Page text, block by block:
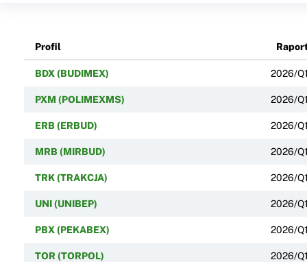
Profil
BDX (BUDIMEX) 2026/Q1
PXM (POLIMEXMS) 2026/Q1
ERB (ERBUD) 2026/Q1
MRB (MIRBUD) 2026/Q1
TRK (TRAKCJA) 2026/Q1
UNI (UNIBEP) 2026/Q1
PBX (PEKABEX) 2026/Q1
TOR (TORPOL) 2026/Q1